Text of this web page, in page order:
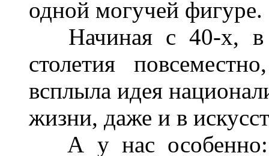
одной могучей фигуре.
Начиная с 40-х, в
столетия
всплыла идея
жизни, даже и в
А у нас особенно: